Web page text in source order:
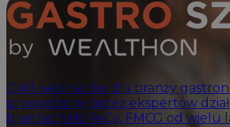
Cykl webinarów dla branży
prowadzony przez ekspertów
branżach HoReCa, FMCG od wielu